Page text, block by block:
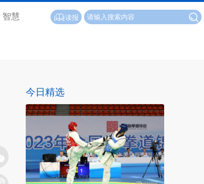
智慧 读报
今日精选